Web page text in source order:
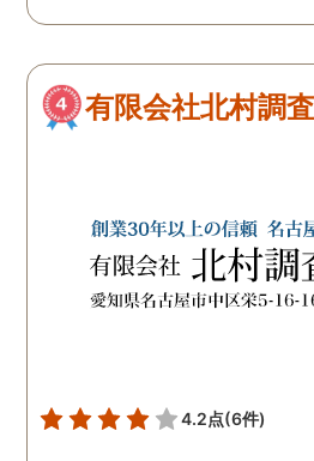
有限会社北村調
4.2点(6件)